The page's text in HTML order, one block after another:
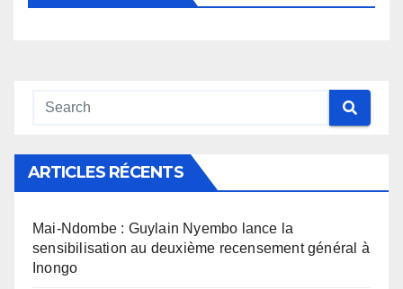
ARTICLES RÉCENTS
Mai-Ndombe : Guylain Nyembo lance la
sensibilisation au deuxième recensement général à
Inongo